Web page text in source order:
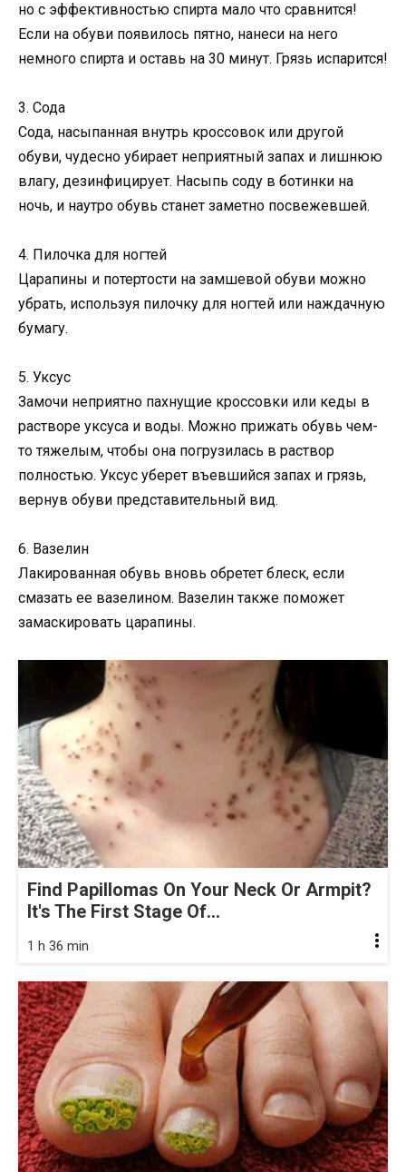
но с эффективностью спирта мало что сравнится!
Если на обуви появилось пятно, нанеси на него
немного спирта и оставь на 30 минут. Грязь испарится!
3. Сода
Сода, насыпанная внутрь кроссовок или другой
обуви, чудесно убирает неприятный запах и лишнюю
влагу, дезинфицирует. Насыпь соду в ботинки на
ночь, и наутро обувь станет заметно посвежевшей.
4. Пилочка для ногтей
Царапины и потертости на замшевой обуви можно
убрать, используя пилочку для ногтей или наждачную
бумагу.
5. Уксус
Замочи неприятно пахнущие кроссовки или кеды в
растворе уксуса и воды. Можно прижать обувь чем-
то тяжелым, чтобы она погрузилась в раствор
полностью. Уксус уберет въевшийся запах и грязь,
вернув обуви представительный вид.
6. Вазелин
Лакированная обувь вновь обретет блеск, если
смазать ее вазелином. Вазелин также поможет
замаскировать царапины.
Find Papillomas On Your Neck Or Armpit?
It's The First Stage Of...
1 h 36 min